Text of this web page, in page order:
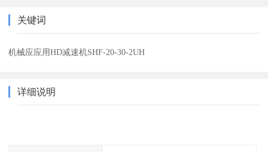
关键词
机械应应用HD减速机SHF-20-30-2UH
详细说明